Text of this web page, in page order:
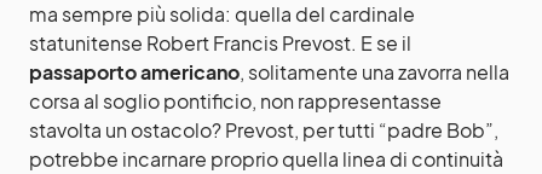
ma sempre più solida: quella del cardinale
statunitense Robert Francis Prevost. E se il
passaporto americano, solitamente una zavorra nella
corsa al soglio pontificio, non rappresentasse
stavolta un ostacolo? Prevost, per tutti “padre Bob”,
potrebbe incarnare proprio quella linea di continuità